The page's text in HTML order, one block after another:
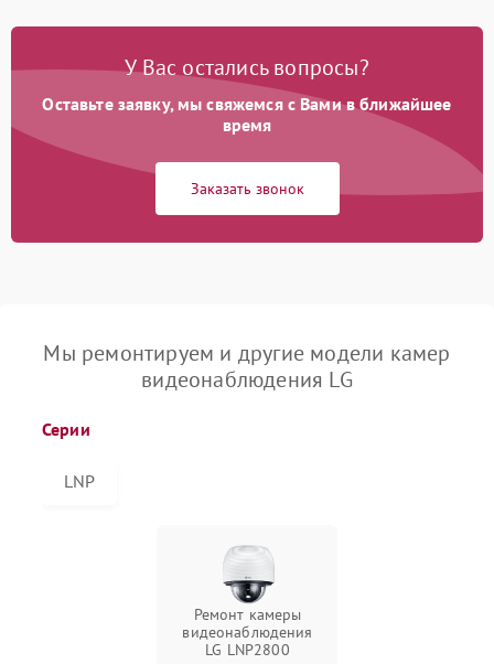
У Вас остались вопросы?
Оставьте заявку, мы свяжемся с Вами в ближайшее
время
Заказать звонок
Мы ремонтируем и другие модели камер
видеонаблюдения LG
Серии
LNP
Ремонт камеры
видеонаблюдения
LG LNP2800